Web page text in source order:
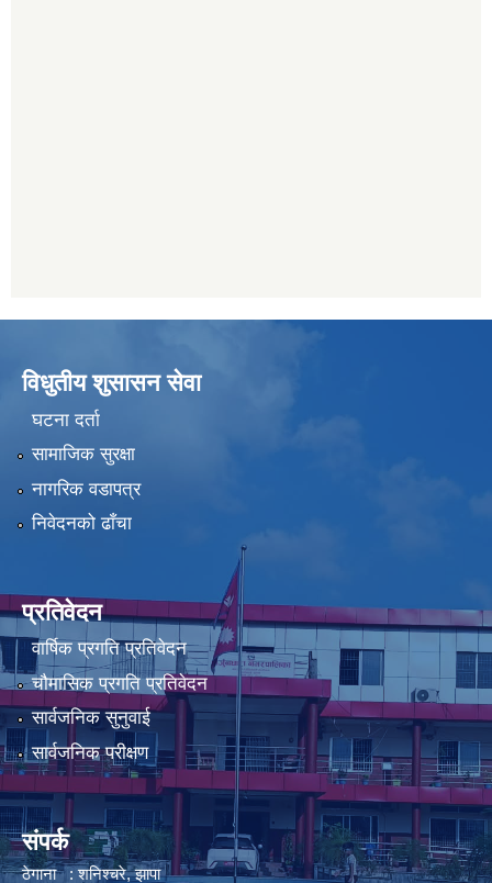
विधुतीय शुसासन सेवा
घटना दर्ता
सामाजिक सुरक्षा
नागरिक वडापत्र
निवेदनको ढाँचा
प्रतिवेदन
वार्षिक प्रगति प्रतिवेदन
चौमासिक प्रगति प्रतिवेदन
सार्वजनिक सुनुवाई
सार्वजनिक परीक्षण
संपर्क
ठेगाना : शनिश्चरे, झापा